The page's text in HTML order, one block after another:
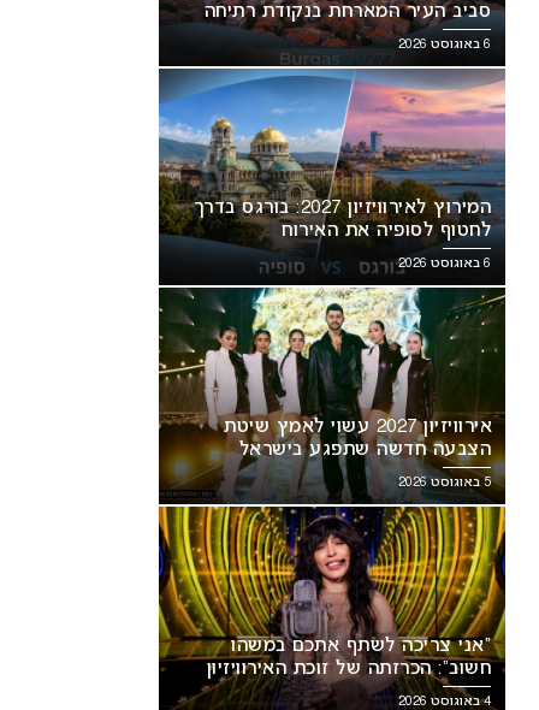
במשהו
האירוויזיון
אירוויזיון 2027: ההתלבטות על
התאריכים עלולה להשפיע על
ישראל
סביב העיר המארחת בנקודת רתיחה
6 באוגוסט 2026
המירוץ לאירוויזיון 2027: בורגס בדרך
לחטוף לסופיה את האירוח
6 באוגוסט 2026
אירוויזיון 2027 עשוי לאמץ שיטת
הצבעה חדשה שתפגע בישראל
5 באוגוסט 2026
“אני צריכה לשתף אתכם במשהו
חשוב”: הכרזתה של זוכת האירוויזיון
מסעירה את הרשת
4 באוגוסט 2026